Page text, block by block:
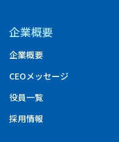
企業概要
企業概要
CEOメッセージ
役員一覧
採用情報